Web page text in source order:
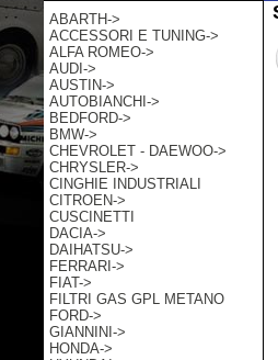
ABARTH->
ACCESSORI E TUNING->
ALFA ROMEO->
AUDI->
AUSTIN->
AUTOBIANCHI->
BEDFORD->
BMW->
CHEVROLET - DAEWOO->
CHRYSLER->
CINGHIE INDUSTRIALI
CITROEN->
CUSCINETTI
DACIA->
DAIHATSU->
FERRARI->
FIAT->
FILTRI GAS GPL METANO
FORD->
GIANNINI->
HONDA->